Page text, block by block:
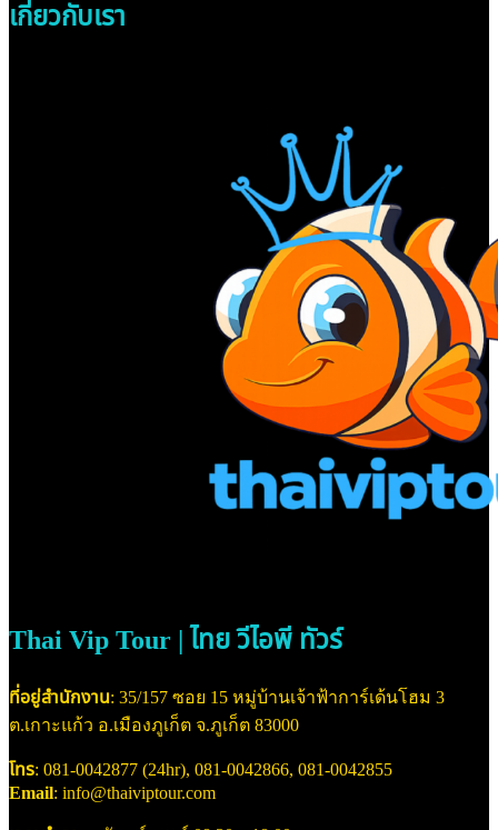
เกี่ยวกับเรา
Thai Vip Tour | ไทย วีไอพี ทัวร์
ที่อยู่สำนักงาน: 35/157 ซอย 15 หมู่บ้านเจ้าฟ้าการ์เด้นโฮม 3
ต.เกาะแก้ว อ.เมืองภูเก็ต จ.ภูเก็ต 83000
โทร: 081-0042877 (24hr), 081-0042866, 081-0042855
Email: info@thaiviptour.com